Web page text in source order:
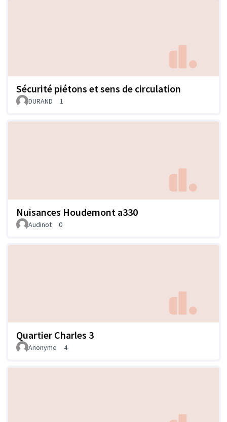
Sécurité piétons et sens de circulation
DURAND 1
Nuisances Houdemont a330
Audinot 0
Quartier Charles 3
Anonyme 4